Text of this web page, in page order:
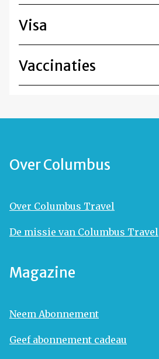
Visa
Vaccinaties
Over Columbus
Over Columbus Travel
De missie van Columbus Travel
Magazine
Neem Abonnement
Geef abonnement cadeau